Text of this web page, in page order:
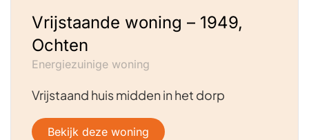
Vrijstaande woning – 1949,
Ochten
Energiezuinige woning
Vrijstaand huis midden in het dorp
Bekijk deze woning